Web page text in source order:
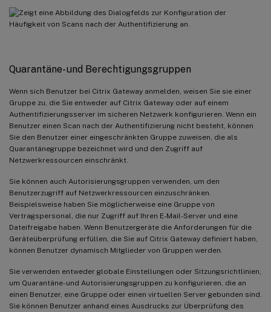
Quarantäne- und Berechtigungsgruppen
Wenn sich Benutzer bei Citrix Gateway anmelden, weisen Sie sie einer
Gruppe zu, die Sie entweder auf Citrix Gateway oder auf einem
Authentifizierungsserver im sicheren Netzwerk konfigurieren. Wenn ein
Benutzer einen Scan nach der Authentifizierung nicht besteht, können
Sie den Benutzer einer eingeschränkten Gruppe zuweisen, die als
Quarantänegruppe bezeichnet wird und den Zugriff auf
Netzwerkressourcen einschränkt.
Sie können auch Autorisierungsgruppen verwenden, um den
Benutzerzugriff auf Netzwerkressourcen einzuschränken.
Beispielsweise haben Sie möglicherweise eine Gruppe von
Vertragspersonal, die nur Zugriff auf Ihren E-Mail-Server und eine
Dateifreigabe haben. Wenn Benutzergeräte die Anforderungen für die
Geräteüberprüfung erfüllen, die Sie auf Citrix Gateway definiert haben,
können Benutzer dynamisch Mitglieder von Gruppen werden.
Sie verwenden entweder globale Einstellungen oder Sitzungsrichtlinien,
um Quarantäne- und Autorisierungsgruppen zu konfigurieren, die an
einen Benutzer, eine Gruppe oder einen virtuellen Server gebunden sind.
Sie können Benutzer anhand eines Ausdrucks zur Überprüfung des